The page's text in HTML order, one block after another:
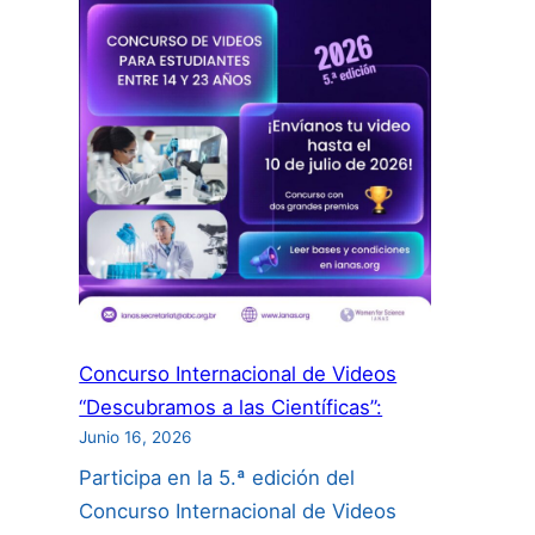
Concurso Internacional de Videos
“Descubramos a las Científicas”:
Junio 16, 2026
Participa en la 5.ª edición del
Concurso Internacional de Videos